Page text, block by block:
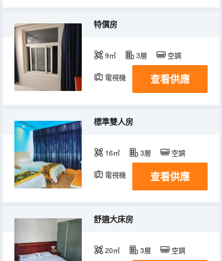
特價房
9㎡ 3層 空調
電視機 查看供應
標準雙人房
16㎡ 3層 空調
電視機 查看供應
舒適大床房
20㎡ 3層 空調